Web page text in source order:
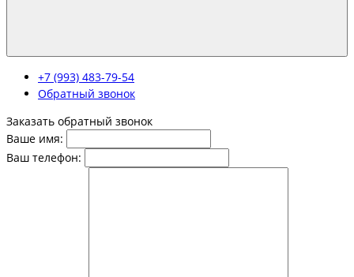
+7 (993) 483-79-54
Обратный звонок
Заказать обратный звонок
Ваше имя:
Ваш телефон: